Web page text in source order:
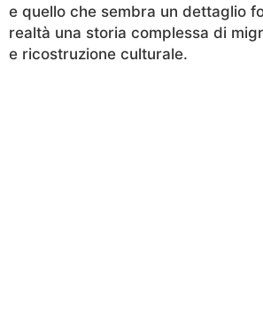
e quello che sembra un dettaglio
realtà una storia complessa di
e ricostruzione culturale.